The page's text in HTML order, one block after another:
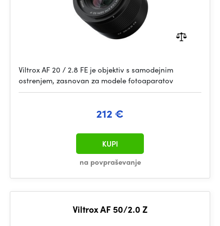
Viltrox AF 20 / 2.8 FE je objektiv s samodejnim
ostrenjem, zasnovan za modele fotoaparatov
212 €
na povpraševanje
KUPI
Viltrox AF 50/2.0 Z